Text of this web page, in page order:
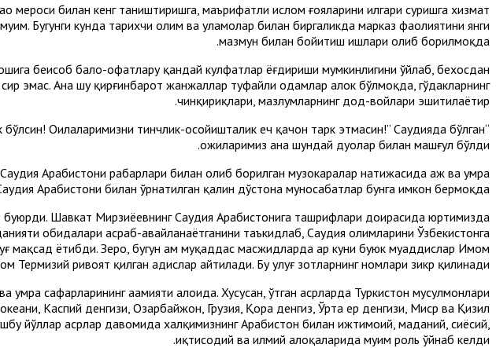
мероси билан кенг таништиришга, маърифатли ислом ғояларини илгари суришга хизмат
Бугунги кунда тарихчи олим ва уламолар билан биргаликда марказ фаолиятини янги
мазмун билан бойитиш ишлари олиб борилмоқда.
беҳисоб бало-офатлару қандай кулфатлар ёғдириши мумкинлигини ўйлаб, бехосдан
эмас. Ана шу қирғинбарот жанжаллар туфайли одамлар ҳалок бўлмоқда, гўдакларнинг
чинқириқлари, мазлумларнинг дод-войлари эшитилаётир.
Оилаларимизни тинчлик-осойишталик ҳеч қачон тарк этмасин!” Саудияда бўлган
ҳожиларимиз ана шундай дуолар билан машғул бўлди.
Арабистони раҳбарлари билан олиб борилган музокаралар натижасида ҳаж ва умра
Арабистони билан ўрнатилган қалин дўстона муносабатлар бунга имкон бермоқда.
буюрди. Шавкат Мирзиёевнинг Саудия Арабистонига ташрифлари доирасида юртимизда
обидалари асраб-авайланаётганини таъкидлаб, Саудия олимларини Ўзбекистонга
мақсад ётибди. Зеро, бугун ҳам муқаддас масжидларда ҳар куни буюк муҳаддислар Имом
Термизий ривоят қилган ҳадислар айтилади. Бу улуғ зотларнинг номлари зикр қилинади.
сафарларининг аҳамияти алоҳида. Хусусан, ўтган асрларда Туркистон мусулмонлари
Каспий денгизи, Озарбайжон, Грузия, Қора денгиз, Ўрта ер денгизи, Миср ва Қизил
йўллар асрлар давомида халқимизнинг Арабистон билан ижтимоий, маданий, сиёсий,
иқтисодий ва илмий алоқаларида муҳим роль ўйнаб келди.